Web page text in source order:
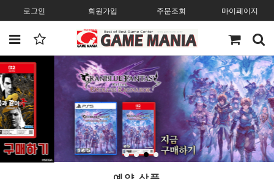
로그인 회원가입 주문조회 마이페이지